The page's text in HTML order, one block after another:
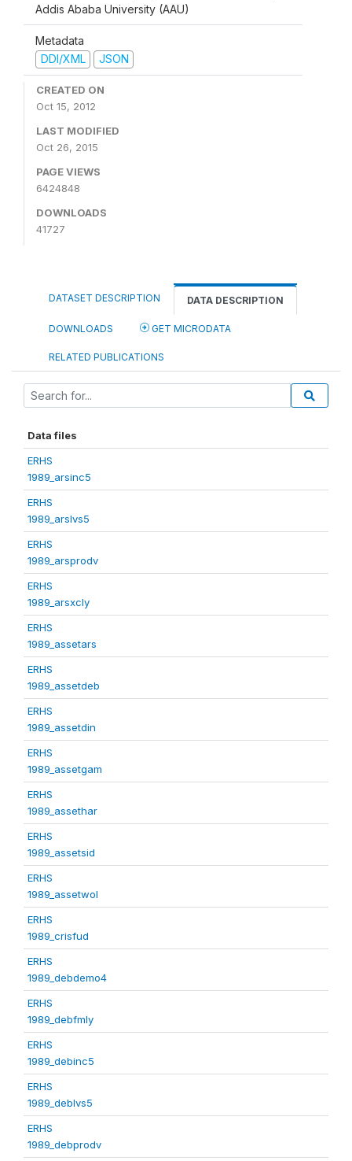
Addis Ababa University (AAU)
Metadata
DDI/XML
JSON
CREATED ON
Oct 15, 2012
LAST MODIFIED
Oct 26, 2015
PAGE VIEWS
6424848
DOWNLOADS
41727
DATASET DESCRIPTION DATA DESCRIPTION
DOWNLOADS GET MICRODATA
RELATED PUBLICATIONS
Data files
ERHS
1989_arsinc5
ERHS
1989_arslvs5
ERHS
1989_arsprodv
ERHS
1989_arsxcly
ERHS
1989_assetars
ERHS
1989_assetdeb
ERHS
1989_assetdin
ERHS
1989_assetgam
ERHS
1989_assethar
ERHS
1989_assetsid
ERHS
1989_assetwol
ERHS
1989_crisfud
ERHS
1989_debdemo4
ERHS
1989_debfmly
ERHS
1989_debinc5
ERHS
1989_deblvs5
ERHS
1989_debprodv